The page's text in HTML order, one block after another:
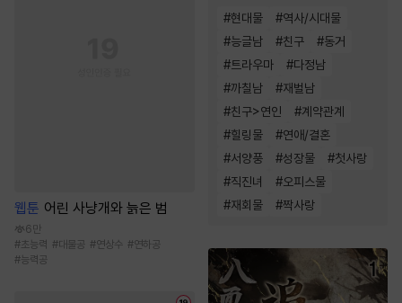
웹툰 어린 사냥개와 늙은 범
6만
#초능력 #대물공 #연상수 #연하공
#능력공
#현대물 #역사/시대물
#능글남 #친구 #동거
#트라우마 #다정남
#까칠남 #재벌남
#친구>연인 #계약관계
#힐링물 #연애/결혼
#서양풍 #성장물 #첫사랑
#직진녀 #오피스물
#재회물 #짝사랑